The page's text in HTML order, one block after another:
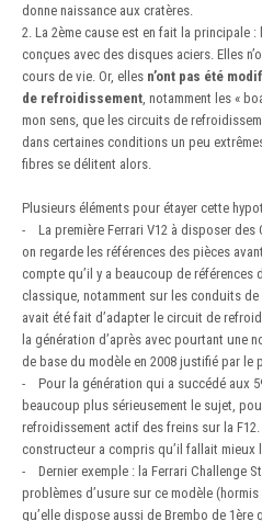
donne naissance aux cratères.
2. La 2ème cause est en fait la principale :
conçues avec des disques aciers. Elles
cours de vie. Or, elles n’ont pas été
de refroidissement , notamment les «
mon sens, que les circuits de
dans certaines conditions un peu
fibres se délitent alors.
Plusieurs éléments pour étayer cette
- La première Ferrari V12 à disposer des
on regarde les références des pièces
compte qu’il y a beaucoup de références
classique, notamment sur les conduits
avait été fait d’adapter le circuit de
la génération d’après avec pourtant une
de base du modèle en 2008 justifié par le
- Pour la génération qui a succédé aux
beaucoup plus sérieusement le sujet,
refroidissement actif des freins sur la
constructeur a compris qu’il fallait mieux
- Dernier exemple : la Ferrari Challenge
problèmes d’usure sur ce modèle
qu’elle dispose aussi de Brembo de